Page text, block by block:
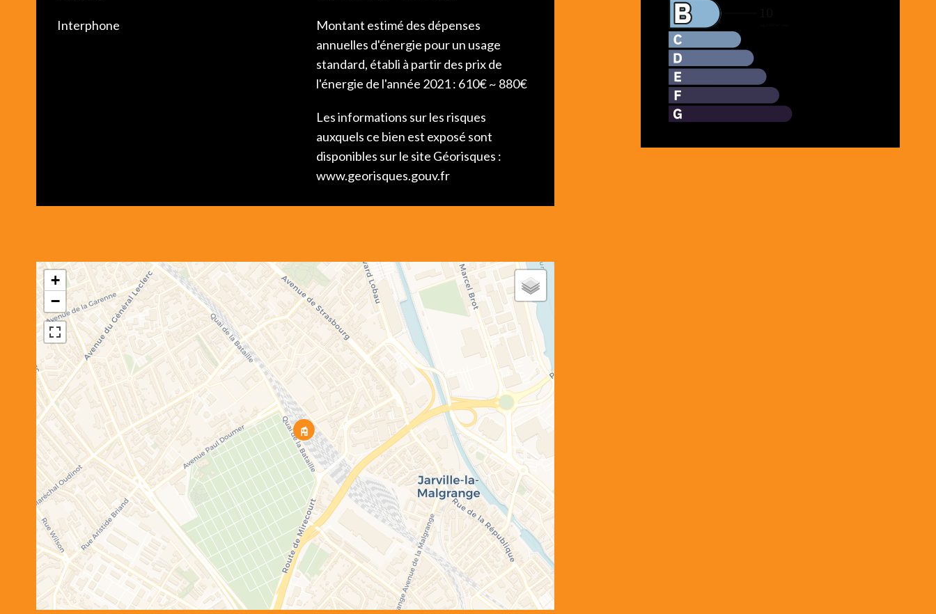
Interphone
Montant estimé des dépenses
annuelles d'énergie pour un usage
standard, établi à partir des prix de
l'énergie de l'année 2021 : 610€ ~ 880€
Les informations sur les risques
auxquels ce bien est exposé sont
disponibles sur le site Géorisques :
www.georisques.gouv.fr
+
−